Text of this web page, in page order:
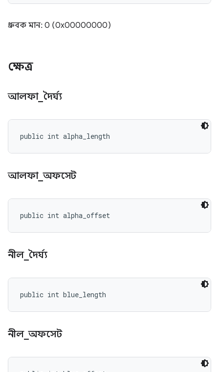
ধ্রুবক মান: 0 (0x00000000)
ক্ষেত্র
আলফা_ দৈর্ঘ্য
public int alpha_length
আলফা_অফসেট
public int alpha_offset
নীল_দৈর্ঘ্য
public int blue_length
নীল_অফসেট